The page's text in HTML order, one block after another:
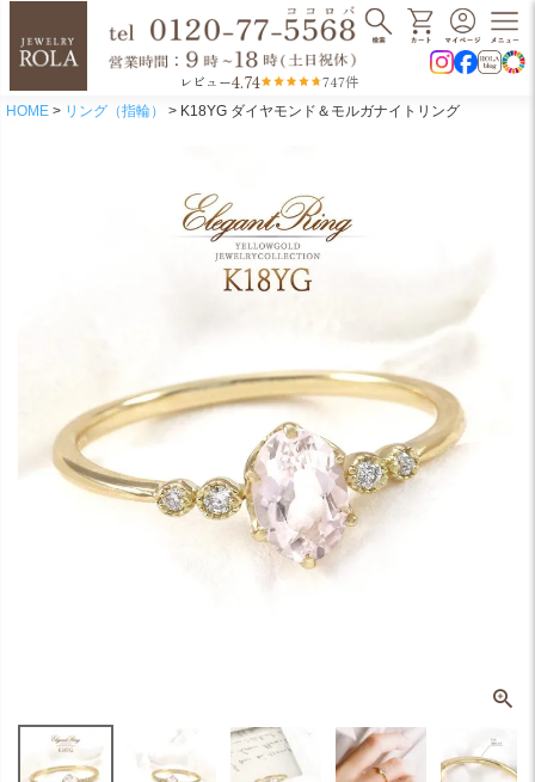
レビュー4.74 747件
HOME リング（指輪） K18YG ダイヤモンド＆モルガナイトリング